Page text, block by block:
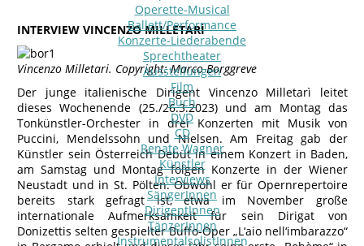
Operette-Musical
Ballett/Performance
Konzerte-Liederabende
Sprechtheater
Ausstellungen
Film
Buch
DVD
CD
Renate Wagner
Künstler
Interviews
SängerInnen
DirigentInnen
TänzerInnen
InstrumentalsolistInnen
INTERVIEW VINCENZO MILLETARÌ
Vincenzo Milletari. Copyright: Marco Borggreve
Der junge italienische Dirigent Vincenzo Milletarì leitet
dieses Wochenende (25./26.3.2023) und am Montag das
Tonkünstler-Orchester in drei Konzerten mit Musik von
Puccini, Mendelssohn und Nielsen. Am Freitag gab der
Künstler sein Österreich Debüt in einem Konzert in Baden,
am Samstag und Montag folgen Konzerte in der Wiener
Neustadt und in St. Pölten. Obwohl er für Opernrepertoire
bereits stark gefragt ist, etwa im November große
internationale Aufmerksamkeit für sein Dirigat von
Donizettis selten gespielter Buffo-Oper „L‘aio nell‘imbarazzo“